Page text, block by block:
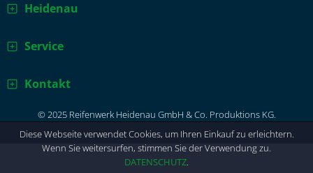
Diese Webseite verwendet Cookies, um Ihren Einkauf zu erleichtern.
Wenn Sie weitersurfen, stimmen Sie der Verwendung zu.
DATENSCHUTZ
Heidenau
Service
Kontakt
© 2025 Reifenwerk Heidenau GmbH & Co. Produktions KG.